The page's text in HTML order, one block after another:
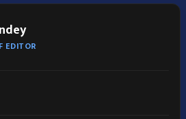
EDITOR